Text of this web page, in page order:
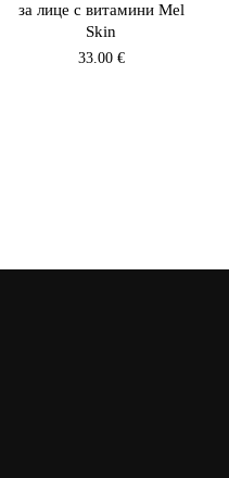
за лице с витамини Mel
Skin
33.00 €